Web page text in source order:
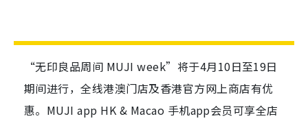
“无印良品周间 MUJI week”将于4月10日至19日
期间进行，全线港澳门店及香港官方网上商店有优
惠。MUJI app HK & Macao 手机app会员可享全店